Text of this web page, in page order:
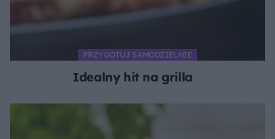
PRZYGOTUJ SAMODZIELNIE
Idealny hit na grilla